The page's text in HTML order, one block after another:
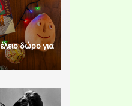
δώρο για